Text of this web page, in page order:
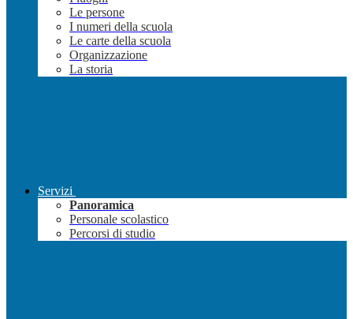
Le persone
I numeri della scuola
Le carte della scuola
Organizzazione
La storia
Servizi
Panoramica
Personale scolastico
Percorsi di studio